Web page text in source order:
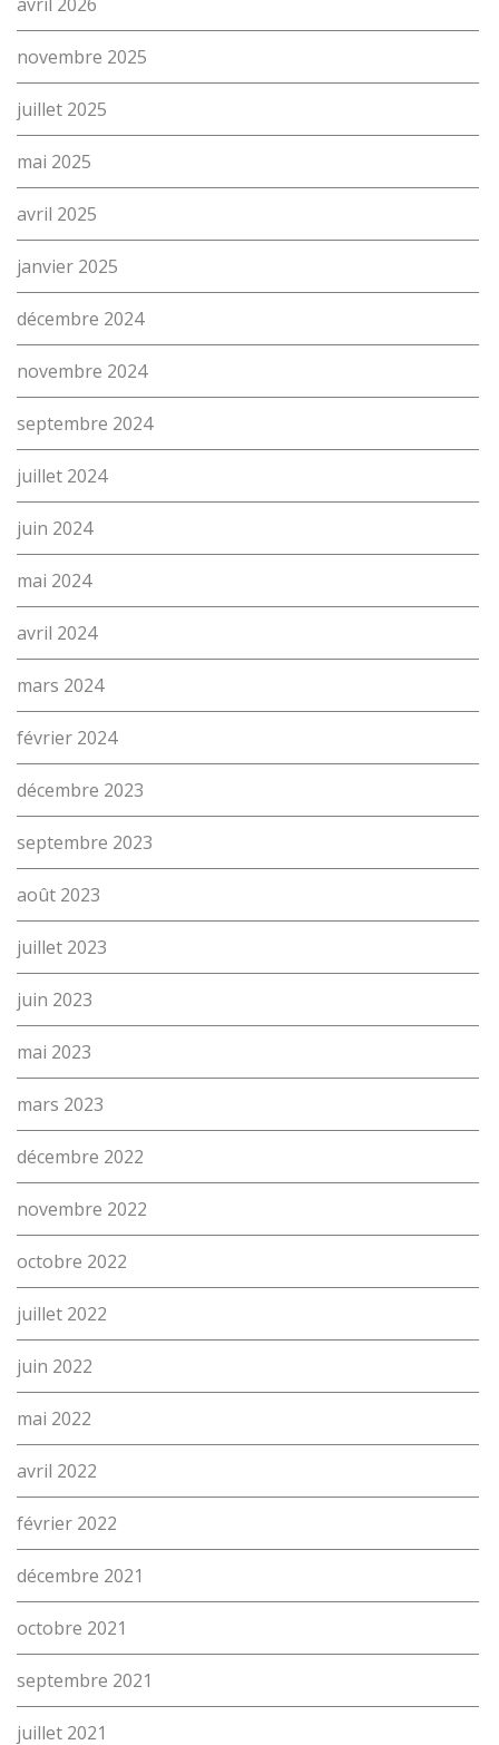
Contact
Emploi
proFonds
Portes ouvertes 2026
Tests d’aptitudes
Accès et plan de l’école
Liens utiles
(Par exemple: un métier ou une formation)
novembre 2025
juillet 2025
mai 2025
avril 2025
janvier 2025
décembre 2024
novembre 2024
septembre 2024
juillet 2024
juin 2024
mai 2024
avril 2024
mars 2024
février 2024
décembre 2023
septembre 2023
août 2023
juillet 2023
juin 2023
mai 2023
mars 2023
décembre 2022
novembre 2022
octobre 2022
juillet 2022
juin 2022
mai 2022
avril 2022
février 2022
décembre 2021
octobre 2021
septembre 2021
juillet 2021